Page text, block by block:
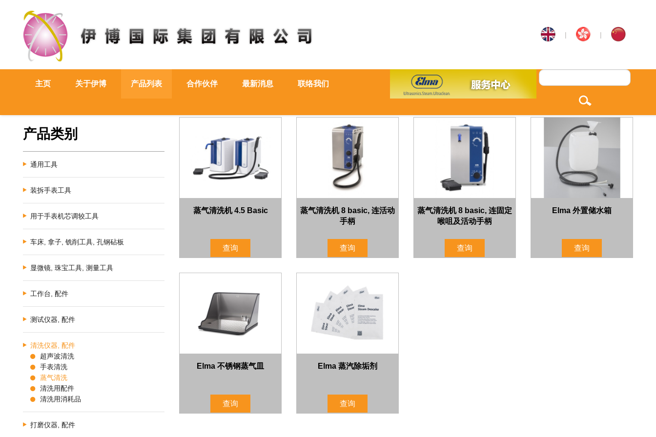
| |
主页 关于伊博 产品列表 合作伙伴 最新消息 联络我们
产品类别
通用工具
装拆手表工具
用于手表机芯调较工具
车床, 拿子, 铣削工具, 孔钢砧板
显微镜, 珠宝工具, 测量工具
工作台, 配件
测试仪器, 配件
清洗仪器, 配件
超声波清洗
手表清洗
蒸气清洗
清洗用配件
清洗用消耗品
打磨仪器, 配件
蒸气清洗机 4.5 Basic
查询
蒸气清洗机 8 basic, 连活动
手柄
查询
蒸气清洗机 8 basic, 连固定
喉咀及活动手柄
查询
Elma 外置储水箱
查询
Elma 不锈钢蒸气皿
查询
Elma 蒸汽除垢剂
查询